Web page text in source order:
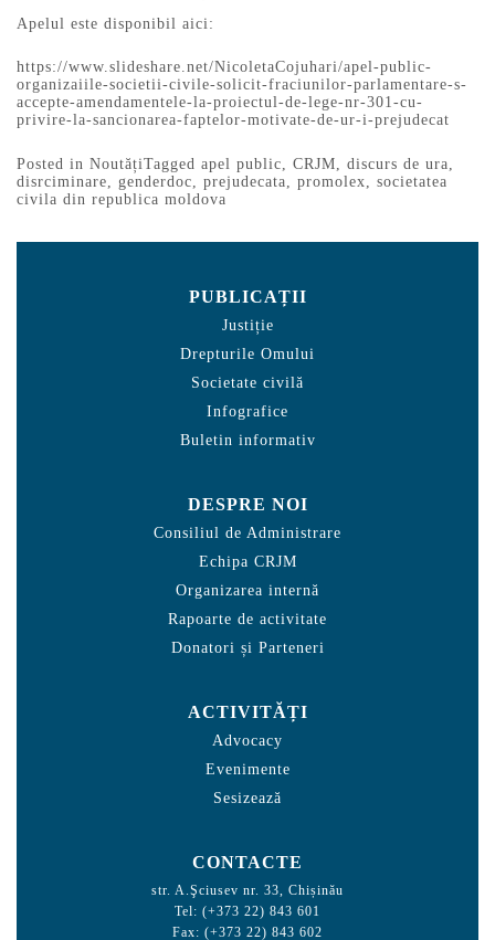
Apelul este disponibil aici:
https://www.slideshare.net/NicoletaCojuhari/apel-public-
organizaiile-societii-civile-solicit-fraciunilor-parlamentare-s-
accepte-amendamentele-la-proiectul-de-lege-nr-301-cu-
privire-la-sancionarea-faptelor-motivate-de-ur-i-prejudecat
Posted in NoutățiTagged apel public, CRJM, discurs de ura,
disrciminare, genderdoc, prejudecata, promolex, societatea
civila din republica moldova
PUBLICAȚII
Justiție
Drepturile Omului
Societate civilă
Infografice
Buletin informativ
DESPRE NOI
Consiliul de Administrare
Echipa CRJM
Organizarea internă
Rapoarte de activitate
Donatori și Parteneri
ACTIVITĂȚI
Advocacy
Evenimente
Sesizează
CONTACTE
str. A.Şciusev nr. 33, Chișinău
Tel: (+373 22) 843 601
Fax: (+373 22) 843 602